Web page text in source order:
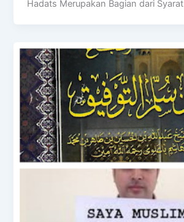
Hadats Merupakan Bagian dari Syarat